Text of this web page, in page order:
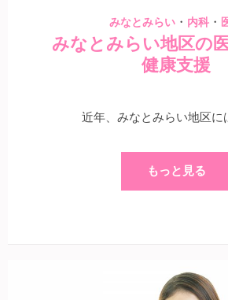
みなとみらい ・ 内科 ・
みなとみらい地区の
健康支援
近年、みなとみらい地区
もっと見る